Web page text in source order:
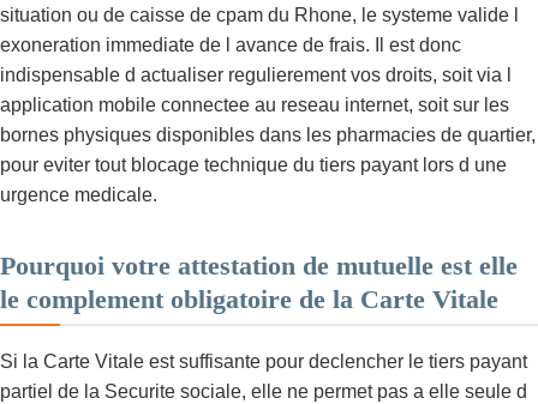
situation ou de caisse de cpam du Rhone, le systeme valide l
exoneration immediate de l avance de frais. Il est donc
indispensable d actualiser regulierement vos droits, soit via l
application mobile connectee au reseau internet, soit sur les
bornes physiques disponibles dans les pharmacies de quartier,
pour eviter tout blocage technique du tiers payant lors d une
urgence medicale.
Pourquoi votre attestation de mutuelle est elle
le complement obligatoire de la Carte Vitale
Si la Carte Vitale est suffisante pour declencher le tiers payant
partiel de la Securite sociale, elle ne permet pas a elle seule d